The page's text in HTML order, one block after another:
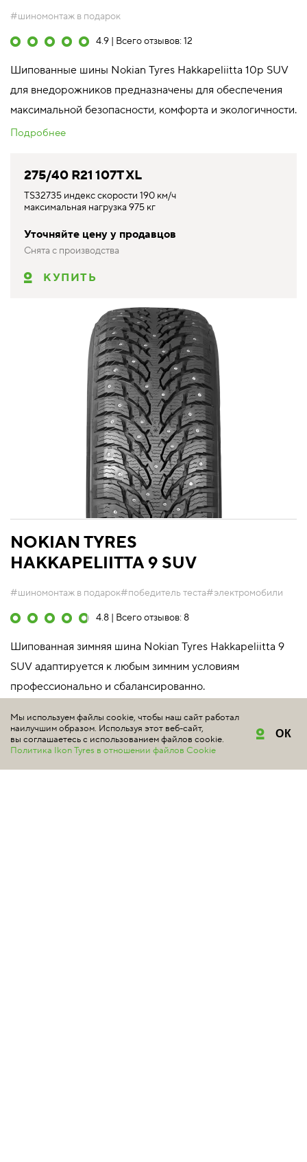
#шиномонтаж в подарок
4.9 | Всего отзывов: 12
Шипованные шины Nokian Tyres Hakkapeliitta 10p SUV
для внедорожников предназначены для обеспечения
максимальной безопасности, комфорта и экологичности.
Подробнее
275/40 R21 107T XL
TS32735 индекс скорости 190 км/ч
максимальная нагрузка 975 кг
Уточняйте цену у продавцов
Снята с производства
КУПИТЬ
NOKIAN TYRES
HAKKAPELIITTA 9 SUV
#шиномонтаж в подарок#победитель теста#электромобили
4.8 | Всего отзывов: 8
Шипованная зимняя шина Nokian Tyres Hakkapeliitta 9
SUV адаптируется к любым зимним условиям
профессионально и сбалансированно.
275/40 R21 107T XL
TS32276 индекс скорости 190 км/ч
Мы используем файлы cookie, чтобы наш сайт работал
наилучшим образом. Используя этот веб-сайт,
вы соглашаетесь с использованием файлов cookie.
Политика Ikon Tyres в отношении файлов Cookie
ОК